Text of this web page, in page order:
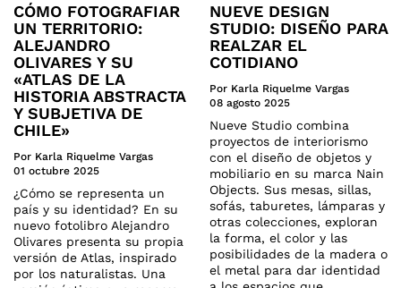
CÓMO FOTOGRAFIAR
UN TERRITORIO:
ALEJANDRO
OLIVARES Y SU
«ATLAS DE LA
HISTORIA ABSTRACTA
Y SUBJETIVA DE
CHILE»
Por Karla Riquelme Vargas
01 octubre 2025
¿Cómo se representa un
país y su identidad? En su
nuevo fotolibro Alejandro
Olivares presenta su propia
versión de Atlas, inspirado
por los naturalistas. Una
NUEVE DESIGN
STUDIO: DISEÑO PARA
REALZAR EL
COTIDIANO
Por Karla Riquelme Vargas
08 agosto 2025
Nueve Studio combina
proyectos de interiorismo
con el diseño de objetos y
mobiliario en su marca Nain
Objects. Sus mesas, sillas,
sofás, taburetes, lámparas y
otras colecciones, exploran
la forma, el color y las
posibilidades de la madera o
el metal para dar identidad